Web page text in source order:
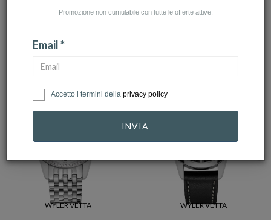
NUMERO ARTICOLI:6
-20%
WYLER VETTA
-20%
WYLER VETTA
Promozione non cumulabile con tutte le offerte attive.
Email *
Accetto i termini della privacy policy
INVIA